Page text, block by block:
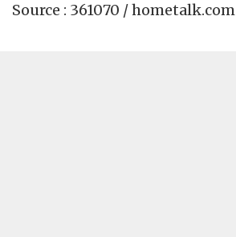
Source : 361070 / hometalk.com